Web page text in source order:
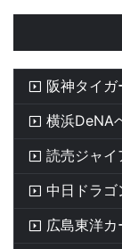
阪神タイガ
横浜DeNA
読売ジャイ
中日ドラゴ
広島東洋カ